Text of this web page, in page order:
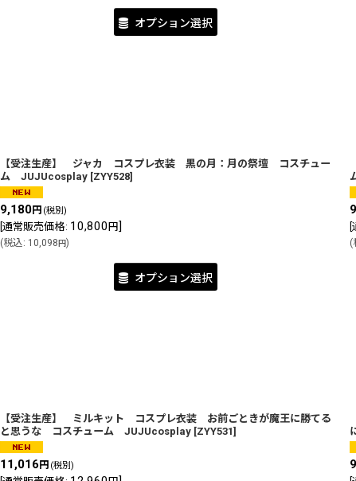
オプション選択
【受注生産】 ジャカ コスプレ衣装 黒の月：月の祭壇 コスチュー
ム JUJUcosplay [ZYY528]
9,180円 (税別)
通常販売価格: 10,800 円]
(税込: 10,098 円)
オプション選択
[
(
【受注生産】 ミルキット コスプレ衣装 お前ごときが魔王に勝てる
と思うな コスチューム JUJUcosplay [ZYY531]
11,016 円 (税別)